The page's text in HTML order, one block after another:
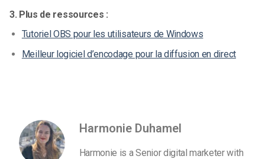
3. Plus de ressources :
Tutoriel OBS pour les utilisateurs de Windows
Meilleur logiciel d’encodage pour la diffusion en direct
Harmonie Duhamel
Harmonie is a Senior digital marketer with